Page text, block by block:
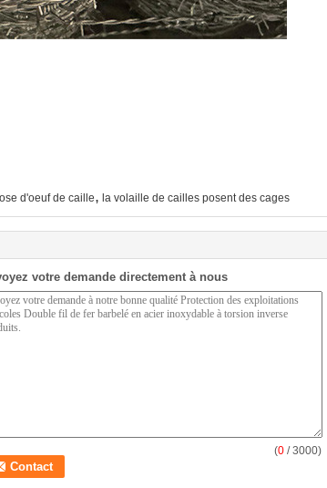
d'oeuf de caille, la volaille de cailles posent des cages
votre demande directement à nous
(0 / 3000)